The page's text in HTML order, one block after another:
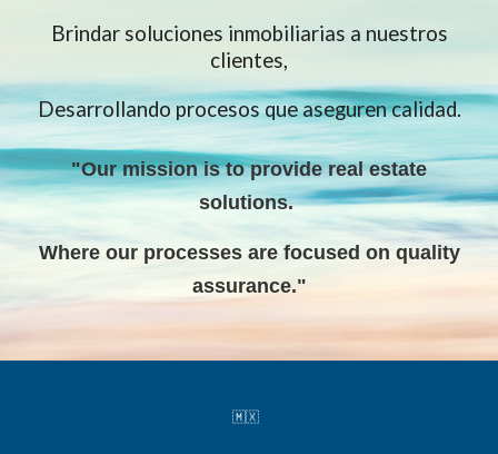
Brindar soluciones inmobiliarias a nuestros
clientes,
Desarrollando procesos que aseguren calidad.
"Our mission is to provide real estate
solutions.
Where our processes are focused on quality
assurance."
🇲🇽